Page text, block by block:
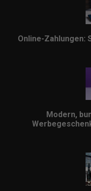
Online-Zahlungen:
Modern,